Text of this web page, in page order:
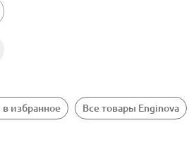
избранное Все товары Enginova